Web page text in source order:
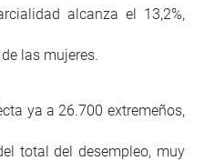
alcanza el 13,2%,
las mujeres.
ya a 26.700 extremeños,
total del desempleo, muy